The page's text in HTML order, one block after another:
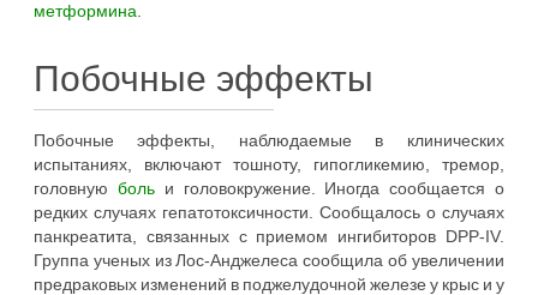
метформина
Побочные эффекты
Побочные эффекты, наблюдаемые в клинических
испытаниях, включают тошноту, гипогликемию, тремор,
головную больи головокружение. Иногда сообщается о
редких случаях гепатотоксичности. Сообщалось о случаях
панкреатита, связанных с приемом ингибиторов DPP-IV.
Группа ученых из Лос-Анджелеса сообщила об увеличении
предраковых изменений в поджелудочной железе у крыс и у